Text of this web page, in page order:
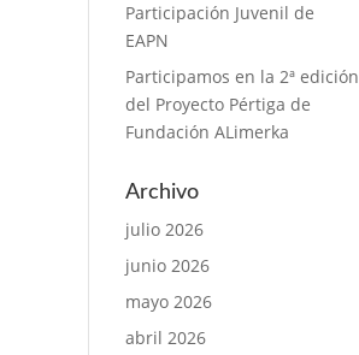
Participación Juvenil de
EAPN
Participamos en la 2ª edición
del Proyecto Pértiga de
Fundación ALimerka
Archivo
julio 2026
junio 2026
mayo 2026
abril 2026